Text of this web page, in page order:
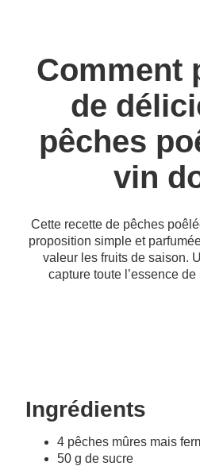
Comment
de
pêches
vin
Cette recette de pêches
proposition simple et
valeur les fruits de saison.
capture toute l’essence
Ingrédients
4 pêches mûres mais
50 g de sucre